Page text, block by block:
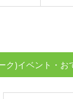
ク)イベント・お